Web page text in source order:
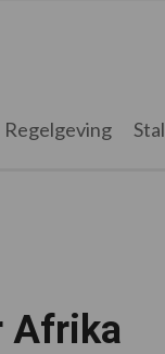
Regelgeving Stal
Afrika